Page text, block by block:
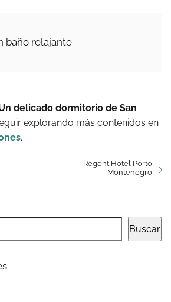
baño relajante
delicado dormitorio de San
explorando más contenidos en
.
Regent Hotel Porto
Montenegro
Buscar